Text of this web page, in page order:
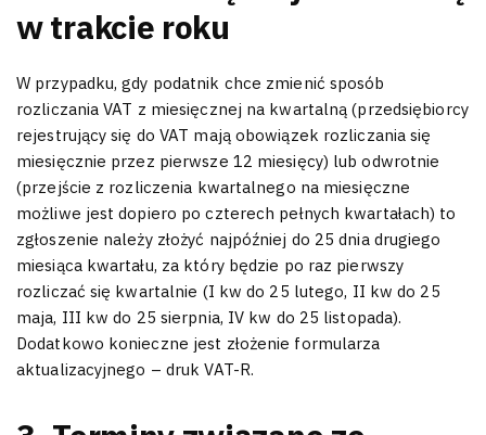
w trakcie roku
W przypadku, gdy podatnik chce zmienić sposób
rozliczania VAT z miesięcznej na kwartalną (przedsiębiorcy
rejestrujący się do VAT mają obowiązek rozliczania się
miesięcznie przez pierwsze 12 miesięcy) lub odwrotnie
(przejście z rozliczenia kwartalnego na miesięczne
możliwe jest dopiero po czterech pełnych kwartałach) to
zgłoszenie należy złożyć najpóźniej do 25 dnia drugiego
miesiąca kwartału, za który będzie po raz pierwszy
rozliczać się kwartalnie (I kw do 25 lutego, II kw do 25
maja, III kw do 25 sierpnia, IV kw do 25 listopada).
Dodatkowo konieczne jest złożenie formularza
aktualizacyjnego – druk VAT-R.